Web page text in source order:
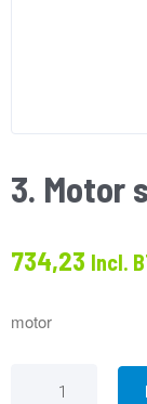
3. Motor
734,23 Incl.
motor